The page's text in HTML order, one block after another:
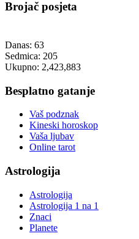
Brojač posjeta
Danas: 63
Sedmica: 205
Ukupno: 2,423,883
Besplatno gatanje
Vaš podznak
Kineski horoskop
Vaša ljubav
Online tarot
Astrologija
Astrologija
Astrologija 1 na 1
Znaci
Planete